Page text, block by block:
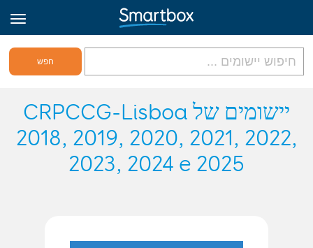
גריד אונליין
היכנס
יישומים של CRPCCG-Lisboa
2018, 2019, 2020, 2021, 2022,
2023, 2024 e 2025